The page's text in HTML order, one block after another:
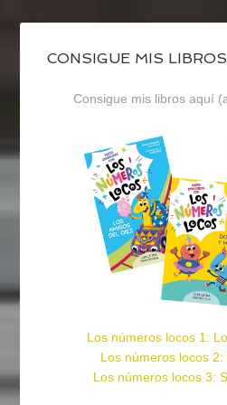
CONSIGUE MIS LIBROS
Consigue mis libros aquí
Los números locos 1:
Los números locos 2:
Los números locos 3: